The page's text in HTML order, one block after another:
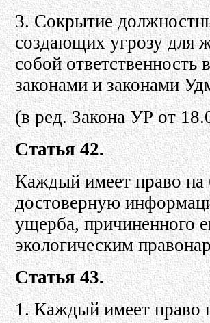
3. Сокрытие
создающих угрозу для
собой ответственность
законами и законами
(в ред. Закона УР от
Статья 42.
Каждый имеет право
достоверную
ущерба, причиненного
экологическим
Статья 43.
1. Каждый имеет право